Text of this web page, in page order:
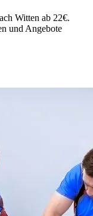
Witten ab 22€.
und Angebote